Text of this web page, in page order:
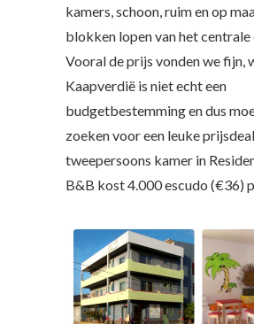
kamers, schoon, ruim en op
blokken lopen van het
Vooral de prijs vonden we fijn,
Kaapverdië is niet echt een
budgetbestemming en dus
zoeken voor een leuke
tweepersoons kamer in
B&B kost 4.000 escudo (€36)